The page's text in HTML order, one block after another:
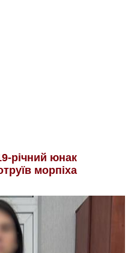
річний юнак
морпіха